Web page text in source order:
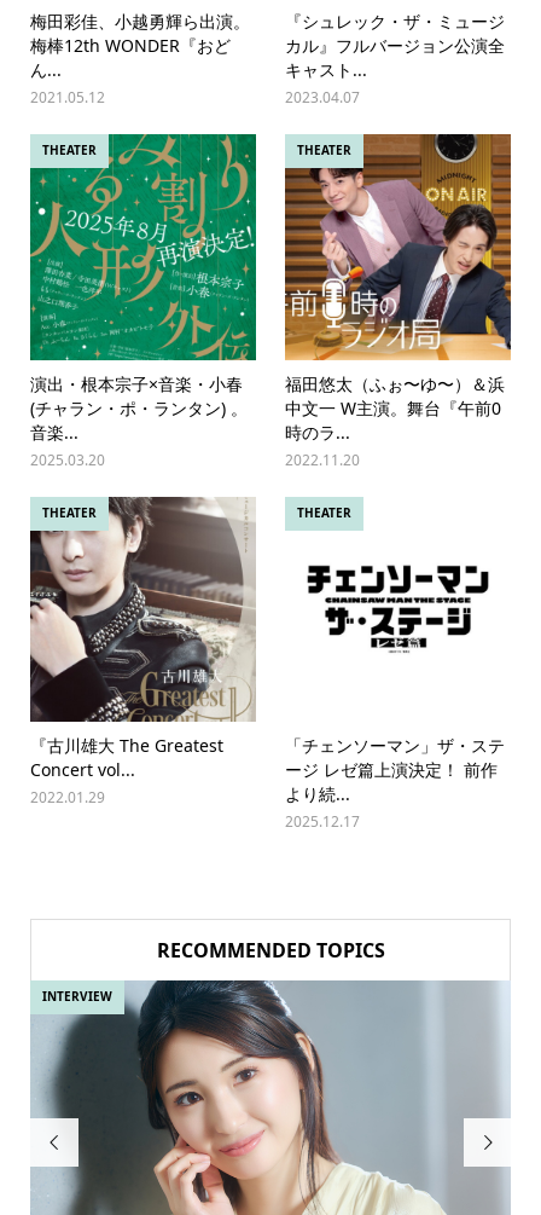
梅田彩佳、小越勇輝ら出演。
梅棒12th WONDER『おど
ん...
2021.05.12
『シュレック・ザ・ミュージ
カル』フルバージョン公演全
キャスト...
2023.04.07
THEATER
演出・根本宗子×音楽・小春
(チャラン・ポ・ランタン) 。
音楽...
2025.03.20
THEATER
福⽥悠太（ふぉ〜ゆ〜）＆浜
中⽂⼀ W主演。舞台『午前0
時のラ...
2022.11.20
THEATER
『古川雄大 The Greatest
Concert vol...
2022.01.29
THEATER
「チェンソーマン」ザ・ステ
ージ レゼ篇上演決定！ 前作
より続...
2025.12.17
RECOMMENDED TOPICS

INTERVIEW
